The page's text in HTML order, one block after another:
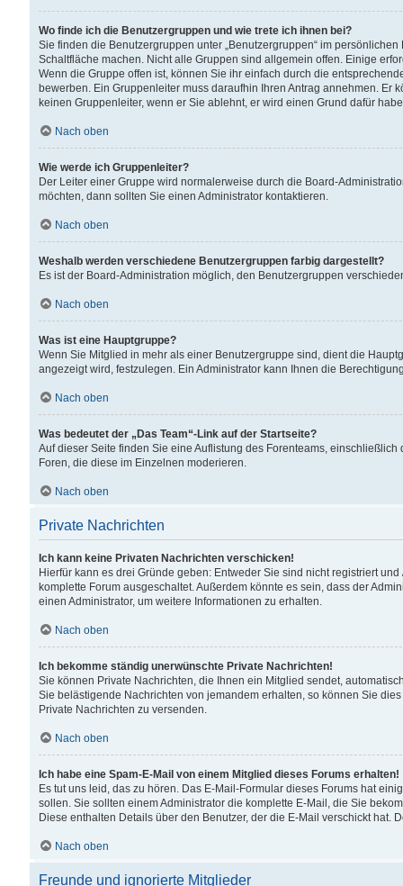
Wo finde ich die Benutzergruppen und wie trete ich ihnen bei?
Sie finden die Benutzergruppen unter „Benutzergruppen“ im
Schaltfläche machen. Nicht alle Gruppen sind allgemein offen. Einige
Wenn die Gruppe offen ist, können Sie ihr einfach durch die
bewerben. Ein Gruppenleiter muss daraufhin Ihren Antrag annehmen.
keinen Gruppenleiter, wenn er Sie ablehnt, er wird einen Grund dafür
Nach oben
Wie werde ich Gruppenleiter?
Der Leiter einer Gruppe wird normalerweise durch die Board-
möchten, dann sollten Sie einen Administrator kontaktieren.
Nach oben
Weshalb werden verschiedene Benutzergruppen farbig dargestellt?
Es ist der Board-Administration möglich, den Benutzergruppen
Nach oben
Was ist eine Hauptgruppe?
Wenn Sie Mitglied in mehr als einer Benutzergruppe sind, dient die
angezeigt wird, festzulegen. Ein Administrator kann Ihnen die
Nach oben
Was bedeutet der „Das Team“-Link auf der Startseite?
Auf dieser Seite finden Sie eine Auflistung des Forenteams,
Foren, die diese im Einzelnen moderieren.
Nach oben
Private Nachrichten
Ich kann keine Privaten Nachrichten verschicken!
Hierfür kann es drei Gründe geben: Entweder Sie sind nicht registriert
komplette Forum ausgeschaltet. Außerdem könnte es sein, dass der
einen Administrator, um weitere Informationen zu erhalten.
Nach oben
Ich bekomme ständig unerwünschte Private Nachrichten!
Sie können Private Nachrichten, die Ihnen ein Mitglied sendet,
Sie belästigende Nachrichten von jemandem erhalten, so können Sie
Private Nachrichten zu versenden.
Nach oben
Ich habe eine Spam-E-Mail von einem Mitglied dieses Forums erhalten!
Es tut uns leid, das zu hören. Das E-Mail-Formular dieses Forums hat
sollen. Sie sollten einem Administrator die komplette E-Mail, die Sie
Diese enthalten Details über den Benutzer, der die E-Mail verschickt hat.
Nach oben
Freunde und ignorierte Mitglieder